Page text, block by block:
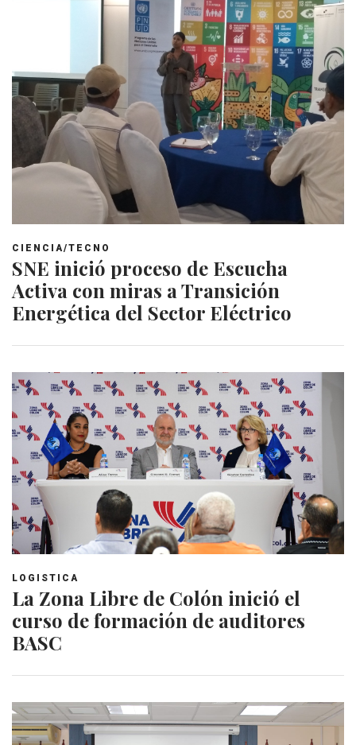
CIENCIA/TECNO
SNE inició proceso de Escucha
Activa con miras a Transición
Energética del Sector Eléctrico
LOGISTICA
La Zona Libre de Colón inició el
curso de formación de auditores
BASC